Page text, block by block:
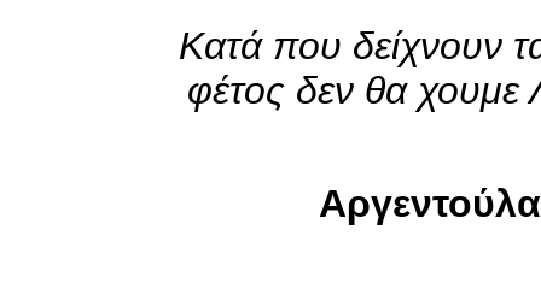
Κατά που δείχνουν
φέτος δεν θα